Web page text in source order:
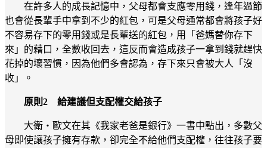
在許多人的成長記憶中，父母都會支應零用錢，逢年過節
也會從長輩手中拿到不少的紅包，可是父母通常都會將孩子好
不容易存下的零用錢或是長輩送的紅包，用「爸媽替你存下
來」的藉口，全數收回去，這反而會造成孩子一拿到錢就趕快
花掉的壞習慣，因為他們多會認為，存下來只會被大人「沒
收」。
原則2 給建議但支配權交給孩子
大衛‧歐文在其《我家老爸是銀行》一書中點出，多數父
母即使讓孩子擁有存款，卻完全不給他們支配權，往往孩子要